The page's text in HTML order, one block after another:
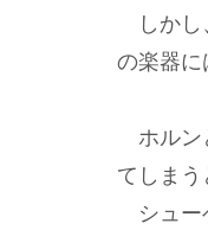
しかし
の楽器に
ホルン
てしまう
シュー